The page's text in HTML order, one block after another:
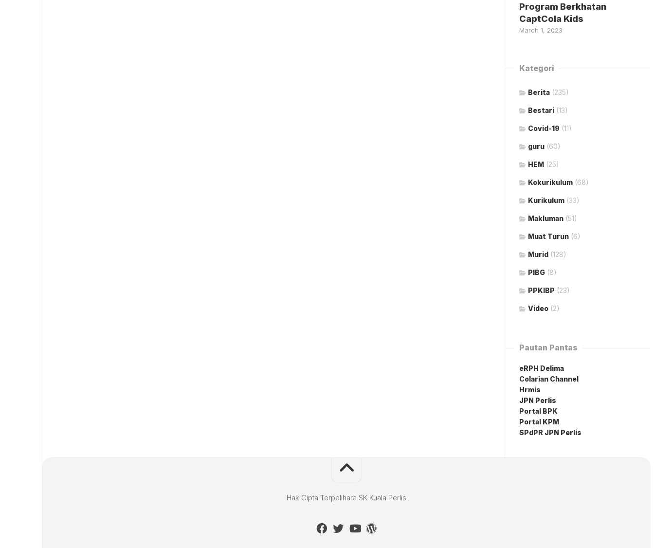
Program Berkhatan
CaptCola Kids
March 1, 2023
Kategori
Berita (235)
Bestari (13)
Covid-19 (11)
guru (60)
HEM (25)
Kokurikulum (68)
Kurikulum (33)
Makluman (51)
Muat Turun (6)
Murid (128)
PIBG (8)
PPKIBP (23)
Video (2)
Pautan Pantas
eRPH Delima
Colarian Channel
Hrmis
JPN Perlis
Portal BPK
Portal KPM
SPdPR JPN Perlis
Hak Cipta Terpelihara SK Kuala Perlis